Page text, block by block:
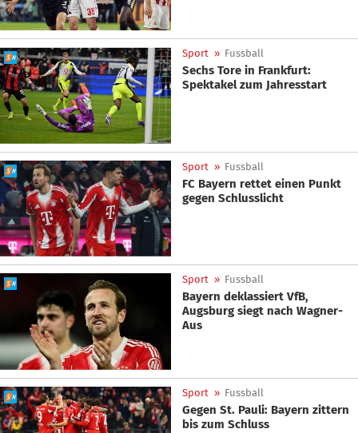
Sport » Fussball
Sechs Tore in Frankfurt:
Spektakel zum Jahresstart
Sport » Fussball
FC Bayern rettet einen Punkt
gegen Schlusslicht
Sport » Fussball
Bayern deklassiert VfB,
Augsburg siegt nach Wagner-
Aus
Sport » Fussball
Gegen St. Pauli: Bayern zittern
bis zum Schluss